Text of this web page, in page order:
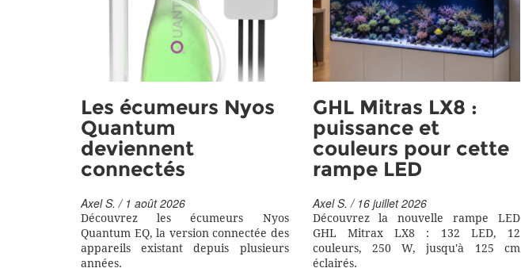
Les écumeurs Nyos
Quantum
deviennent
connectés
Axel S. / 1 août 2026
Découvrez les écumeurs Nyos
Quantum EQ, la version connectée des
appareils existant depuis plusieurs
années.
GHL Mitras LX8 :
puissance et
couleurs pour cette
rampe LED
Axel S. / 16 juillet 2026
Découvrez la nouvelle rampe LED
GHL Mitrax LX8 : 132 LED, 12
couleurs, 250 W, jusqu'à 125 cm
éclairés.